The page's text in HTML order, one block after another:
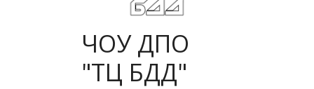
ЧОУ ДПО
"ТЦ БДД"